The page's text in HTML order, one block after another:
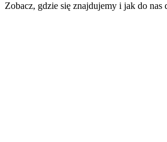
Zobacz, gdzie się znajdujemy i jak do nas